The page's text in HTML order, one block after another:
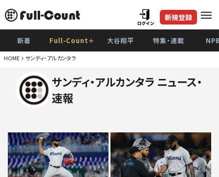
新規登録
新着 Full-Count＋ 大谷翔平 特集・連載
HOME サンディ・アルカンタラ
サンディ・アルカンタラ ニュース・
速報